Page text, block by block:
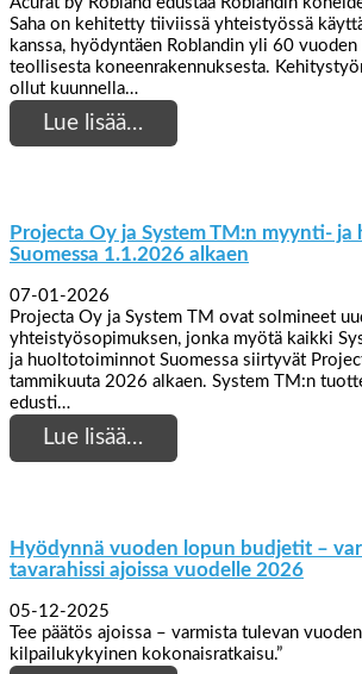
Saha on kehitetty tiiviissä yhteistyössä
kanssa, hyödyntäen Roblandin yli 60
teollisesta koneenrakennuksesta.
ollut kuunnella…
Lue lisää…
Projecta Oy ja System TM:n myynti-
Suomessa 1.1.2026 alkaen
07-01-2026
Projecta Oy ja System TM ovat solmineet
yhteistyösopimuksen, jonka myötä kaikki
ja huoltotoiminnot Suomessa siirtyvät
tammikuuta 2026 alkaen. System TM:n
edusti…
Lue lisää…
Hyödynnä vuoden lopun budjetit –
tavarahissi ajoissa vuodelle 2026
05-12-2025
Tee päätös ajoissa – varmista tulevan
kilpailukykyinen kokonaisratkaisu.”